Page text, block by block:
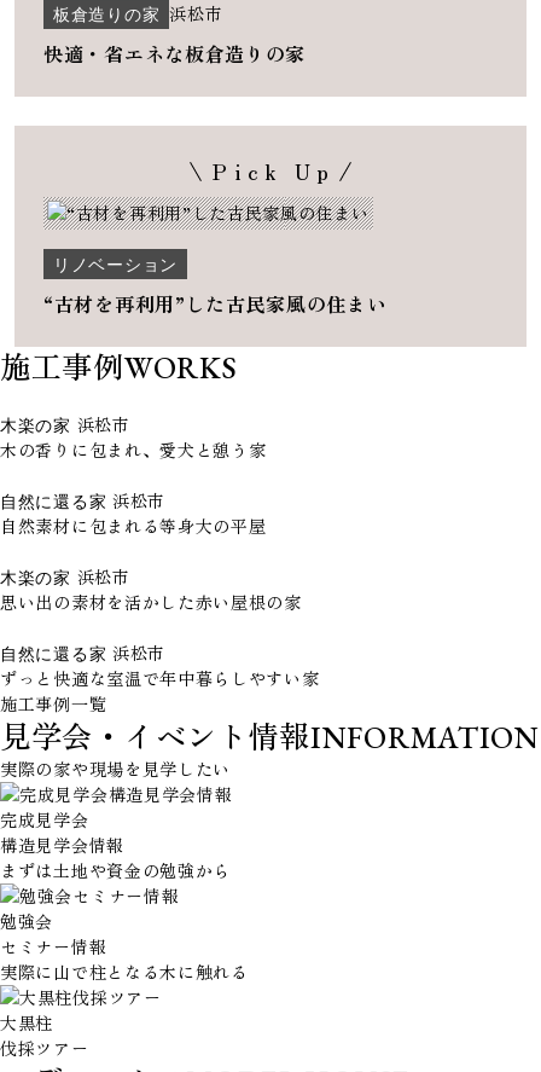
板倉造りの家 浜松市
快適・省エネな板倉造りの家
Pick Up
リノベーション
“古材を再利用”した古民家風の住まい
施工事例WORKS
木楽の家 浜松市
木の香りに包まれ、愛犬と憩う家
自然に還る家 浜松市
自然素材に包まれる等身大の平屋
木楽の家 浜松市
思い出の素材を活かした赤い屋根の家
自然に還る家 浜松市
ずっと快適な室温で年中暮らしやすい家
施工事例一覧
見学会・イベント情報INFORMATION
実際の家や現場を見学したい
完成見学会
構造見学会情報
まずは土地や資金の勉強から
勉強会
セミナー情報
実際に山で柱となる木に触れる
大黒柱
伐採ツアー